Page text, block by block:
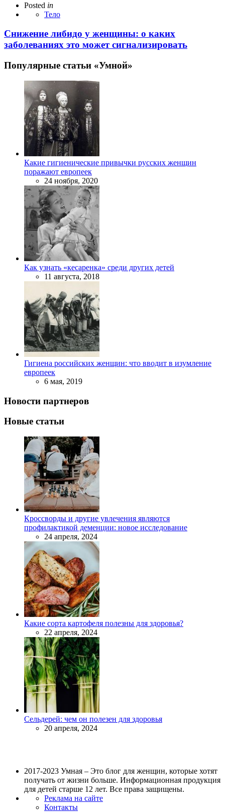
Posted in
Тело
Снижение либидо у женщины: о каких
заболеваниях это может сигнализировать
Популярные статьи «Умной»
Какие гигиенические привычки русских женщин
поражают европеек
24 ноября, 2020
Как узнать «кесаренка» среди других детей
11 августа, 2018
Гигиена российских женщин: что вводит в изумление
европеек
6 мая, 2019
Новости партнеров
Новые статьи
Кроссворды и другие увлечения являются
профилактикой деменции: новое исследование
24 апреля, 2024
Какие сорта картофеля полезны для здоровья?
22 апреля, 2024
Сельдерей: чем он полезен для здоровья
20 апреля, 2024
2017-2023 Умная – Это блог для женщин, которые хотят
получать от жизни больше. Информационная продукция
для детей старше 12 лет. Все права защищены.
Реклама на сайте
Контакты